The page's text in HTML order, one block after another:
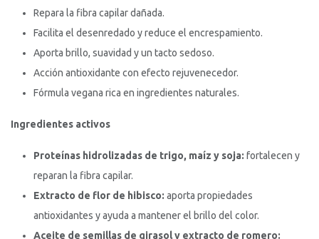
Repara la fibra capilar dañada.
Facilita el desenredado y reduce el encrespamiento.
Aporta brillo, suavidad y un tacto sedoso.
Acción antioxidante con efecto rejuvenecedor.
Fórmula vegana rica en ingredientes naturales.
Ingredientes activos
Proteínas hidrolizadas de trigo, maíz y soja: fortalecen y
reparan la fibra capilar.
Extracto de flor de hibisco: aporta propiedades
antioxidantes y ayuda a mantener el brillo del color.
Aceite de semillas de girasol y extracto de romero: